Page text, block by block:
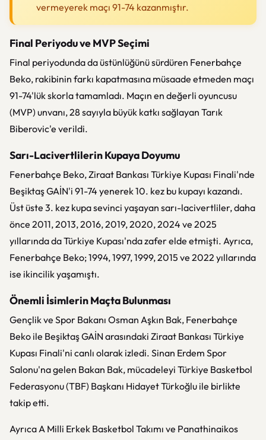
vermeyerek maçı 91-74 kazanmıştır.
Final Periyodu ve MVP Seçimi
Final periyodunda da üstünlüğünü sürdüren Fenerbahçe
Beko, rakibinin farkı kapatmasına müsaade etmeden maçı
91-74'lük skorla tamamladı. Maçın en değerli oyuncusu
(MVP) unvanı, 28 sayıyla büyük katkı sağlayan Tarık
Biberovic'e verildi.
Sarı-Lacivertlilerin Kupaya Doyumu
Fenerbahçe Beko, Ziraat Bankası Türkiye Kupası Finali'nde
Beşiktaş GAİN'i 91-74 yenerek 10. kez bu kupayı kazandı.
Üst üste 3. kez kupa sevinci yaşayan sarı-lacivertliler, daha
önce 2011, 2013, 2016, 2019, 2020, 2024 ve 2025
yıllarında da Türkiye Kupası'nda zafer elde etmişti. Ayrıca,
Fenerbahçe Beko; 1994, 1997, 1999, 2015 ve 2022 yıllarında
ise ikincilik yaşamıştı.
Önemli İsimlerin Maçta Bulunması
Gençlik ve Spor Bakanı Osman Aşkın Bak, Fenerbahçe
Beko ile Beşiktaş GAİN arasındaki Ziraat Bankası Türkiye
Kupası Finali'ni canlı olarak izledi. Sinan Erdem Spor
Salonu'na gelen Bakan Bak, mücadeleyi Türkiye Basketbol
Federasyonu (TBF) Başkanı Hidayet Türkoğlu ile birlikte
takip etti.
Ayrıca A Milli Erkek Basketbol Takımı ve Panathinaikos